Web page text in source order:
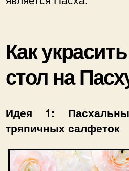
Как
стол на
Идея 1:
тряпичных салфеток